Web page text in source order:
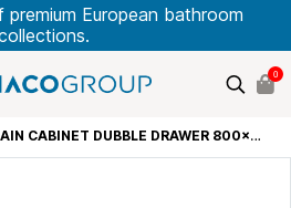
European bathroom
0
CABINET DUBBLE DRAWER 800x455x520 LB-SNOW-800-MC